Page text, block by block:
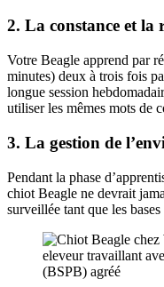
2. La constance et la
Votre Beagle apprend par
minutes) deux à trois fois
longue session
utiliser les mêmes mots de
3. La gestion de
Pendant la phase
chiot Beagle ne devrait
surveillée tant que les